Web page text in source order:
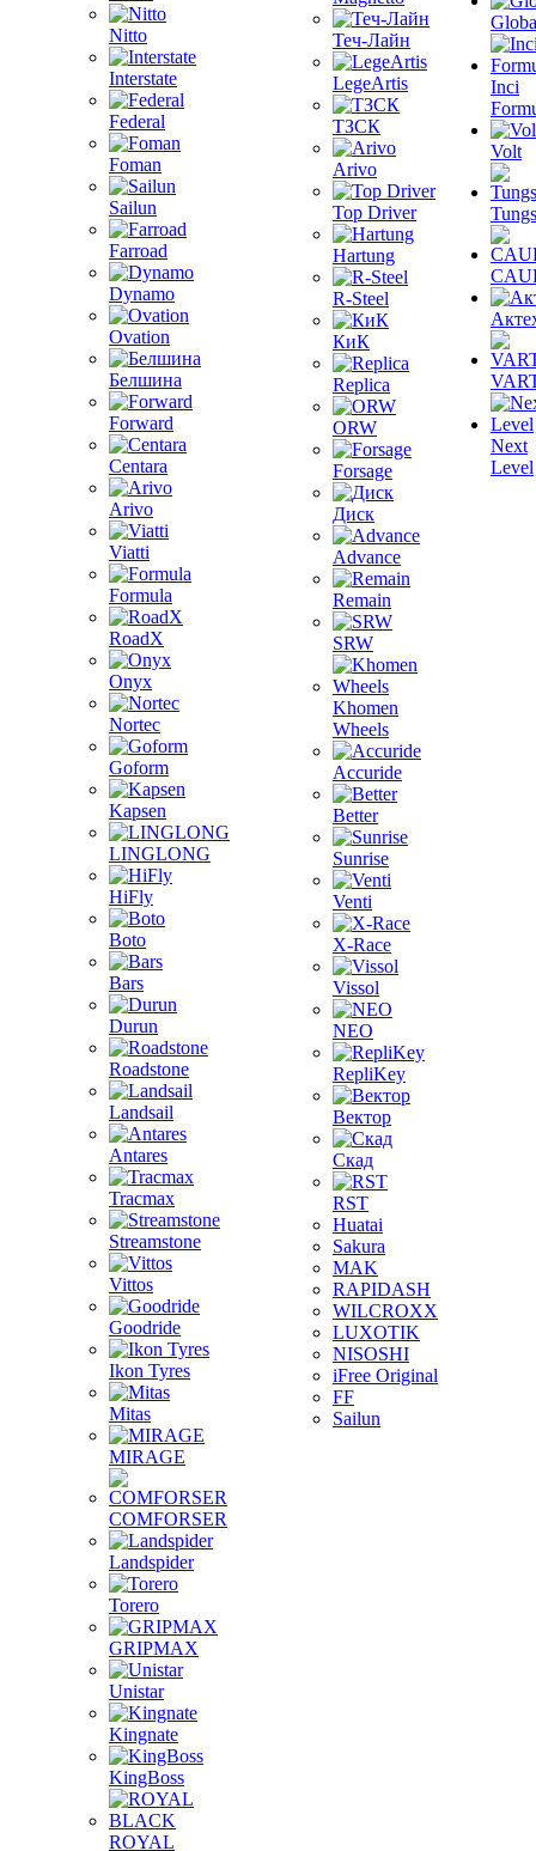
Nitto
Interstate
Federal
Foman
Sailun
Farroad
Dynamo
Ovation
Белшина
Forward
Centara
Arivo
Viatti
Formula
RoadX
Onyx
Nortec
Goform
Kapsen
LINGLONG
HiFly
Boto
Bars
Durun
Roadstone
Landsail
Antares
Tracmax
Streamstone
Vittos
Goodride
Ikon Tyres
Mitas
MIRAGE
COMFORSER
Landspider
Torero
GRIPMAX
Unistar
Kingnate
KingBoss
ROYAL
Теч-Лайн
LegeArtis
ТЗСК
Arivo
Top Driver
Hartung
R-Steel
КиК
Replica
ORW
Forsage
Диск
Advance
Remain
SRW
Khomen
Wheels
Accuride
Better
Sunrise
Venti
X-Race
Vissol
NEO
RepliKey
Вектор
Скад
RST
Huatai
Sakura
MAK
RAPIDASH
WILCROXX
LUXOTIK
NISOSHI
iFree Original
FF
Sailun
Inci
Volt
Next
Level